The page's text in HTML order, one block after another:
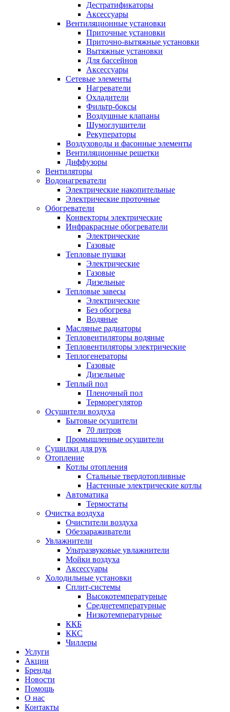
Дестратификаторы
Аксессуары
Вентиляционные установки
Приточные установки
Приточно-вытяжные установки
Вытяжные установки
Для бассейнов
Аксессуары
Сетевые элементы
Нагреватели
Охладители
Фильтр-боксы
Воздушные клапаны
Шумоглушители
Рекуператоры
Воздуховоды и фасонные элементы
Вентиляционные решетки
Диффузоры
Вентиляторы
Водонагреватели
Электрические накопительные
Электрические проточные
Обогреватели
Конвекторы электрические
Инфракрасные обогреватели
Электрические
Газовые
Тепловые пушки
Электрические
Газовые
Дизельные
Тепловые завесы
Электрические
Без обогрева
Водяные
Масляные радиаторы
Тепловентиляторы водяные
Тепловентиляторы электрические
Теплогенераторы
Газовые
Дизельные
Теплый пол
Пленочный пол
Терморегулятор
Осушители воздуха
Бытовые осушители
70 литров
Промышленные осушители
Сушилки для рук
Отопление
Котлы отопления
Стальные твердотопливные
Настенные электрические котлы
Автоматика
Термостаты
Очистка воздуха
Очистители воздуха
Обеззараживатели
Увлажнители
Ультразвуковые увлажнители
Мойки воздуха
Аксессуары
Холодильные установки
Сплит-системы
Высокотемпературные
Среднетемпературные
Низкотемпературные
ККБ
ККС
Чиллеры
Услуги
Акции
Бренды
Новости
Помощь
О нас
Контакты